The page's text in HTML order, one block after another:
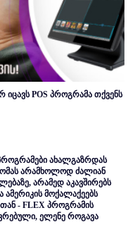
POS პროგრამა თქვენს
ახალგაზრდას
არამხოლოდ ძალიან
არამედ აკავშირებს
ამერიკის მოქალაქეებს
- FLEX პროგრამის
ელენე როგავა